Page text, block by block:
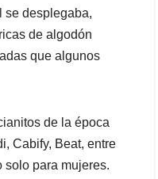
se desplegaba,
de algodón
que algunos
de la época
Cabify, Beat, entre
solo para mujeres.